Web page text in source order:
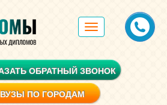
Toggle
navigation
ОБРАТНЫЙ ЗВОНОК
ВУЗЫ ПО ГОРОДАМ